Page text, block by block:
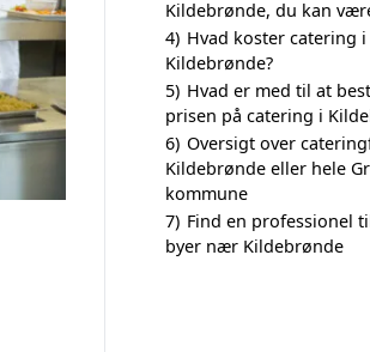
Kildebrønde, du kan
4) Hvad koster catering i
Kildebrønde?
5) Hvad er med til at
prisen på catering i
6) Oversigt over
Kildebrønde eller hele
kommune
7) Find en professionel
byer nær Kildebrønde